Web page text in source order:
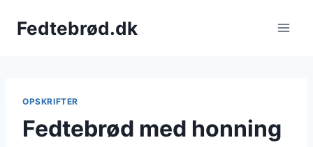
Fedtebrød.dk
OPSKRIFTER
Fedtebrød med honning